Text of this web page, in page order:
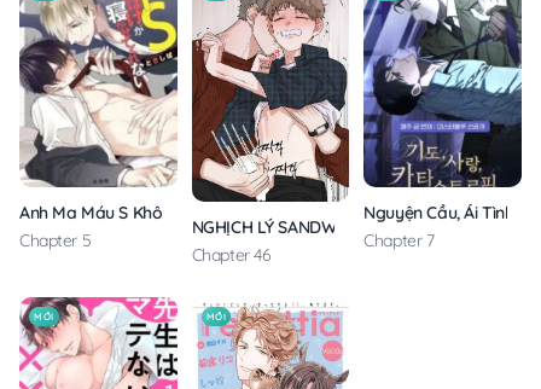
Anh Ma Máu S Không Cho Tôi Ngủ Yên
Chapter 5
NGHỊCH LÝ SANDWICH
Chapter 46
Nguyện Cầu, Ái Tình,
Chapter 7
MỚI MỚI